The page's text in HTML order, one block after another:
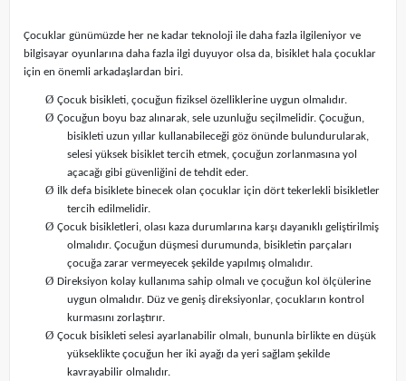
Çocuklar günümüzde her ne kadar teknoloji ile daha fazla ilgileniyor ve
bilgisayar oyunlarına daha fazla ilgi duyuyor olsa da, bisiklet hala çocuklar
için en önemli arkadaşlardan biri.
Ø Çocuk bisikleti, çocuğun fiziksel özelliklerine uygun olmalıdır.
Ø Çocuğun boyu baz alınarak, sele uzunluğu seçilmelidir. Çocuğun,
bisikleti uzun yıllar kullanabileceği göz önünde bulundurularak,
selesi yüksek bisiklet tercih etmek, çocuğun zorlanmasına yol
açacağı gibi güvenliğini de tehdit eder.
Ø İlk defa bisiklete binecek olan çocuklar için dört tekerlekli bisikletler
tercih edilmelidir.
Ø Çocuk bisikletleri, olası kaza durumlarına karşı dayanıklı geliştirilmiş
olmalıdır. Çocuğun düşmesi durumunda, bisikletin parçaları
çocuğa zarar vermeyecek şekilde yapılmış olmalıdır.
Ø Direksiyon kolay kullanıma sahip olmalı ve çocuğun kol ölçülerine
uygun olmalıdır. Düz ve geniş direksiyonlar, çocukların kontrol
kurmasını zorlaştırır.
Ø Çocuk bisikleti selesi ayarlanabilir olmalı, bununla birlikte en düşük
yükseklikte çocuğun her iki ayağı da yeri sağlam şekilde
kavrayabilir olmalıdır.